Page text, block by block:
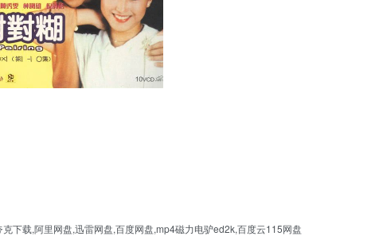
下载,阿里网盘,迅雷网盘,百度网盘,mp4磁力电驴ed2k,百度云115网盘